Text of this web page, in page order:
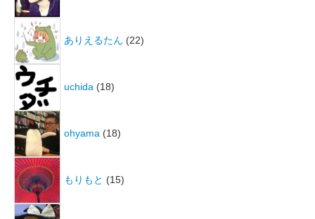
ありえるたん (22)
uchida (18)
ohyama (18)
もりもと (15)